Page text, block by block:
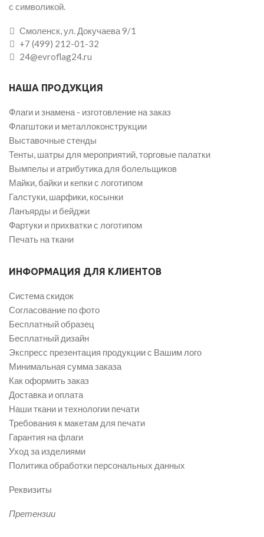
с символикой.
Смоленск, ул. Докучаева 9/1
+7 (499) 212-01-32
24@evroflag24.ru
НАША ПРОДУКЦИЯ
Флаги и знамена - изготовление на заказ
Флагштоки и металлоконструкции
Выставочные стенды
Тенты, шатры для мероприятий, торговые палатки
Вымпелы и атрибутика для болельщиков
Майки, байки и кепки с логотипом
Галстуки, шарфики, косынки
Ланъярды и бейджи
Фартуки и прихватки с логотипом
Печать на ткани
ИНФОРМАЦИЯ ДЛЯ КЛИЕНТОВ
Система скидок
Согласование по фото
Бесплатный образец
Бесплатный дизайн
Экспресс презентация продукции с Вашим лого
Минимальная сумма заказа
Как оформить заказ
Доставка и оплата
Наши ткани и технологии печати
Требования к макетам для печати
Гарантия на флаги
Уход за изделиями
Политика обработки персональных данных
Реквизиты
Претензии